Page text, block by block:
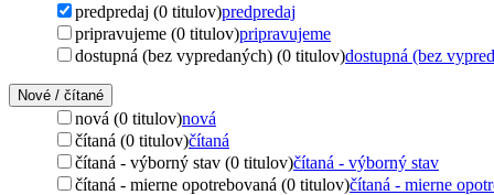
predpredaj (0 titulov)predpredaj
pripravujeme (0 titulov)pripravujeme
dostupná (bez vypredaných) (0 titulov)dostupná (bez
Nové / čítané
nová (0 titulov)nová
čítaná (0 titulov)čítaná
čítaná - výborný stav (0 titulov)čítaná - výborný stav
čítaná - mierne opotrebovaná (0 titulov)čítaná - mierne